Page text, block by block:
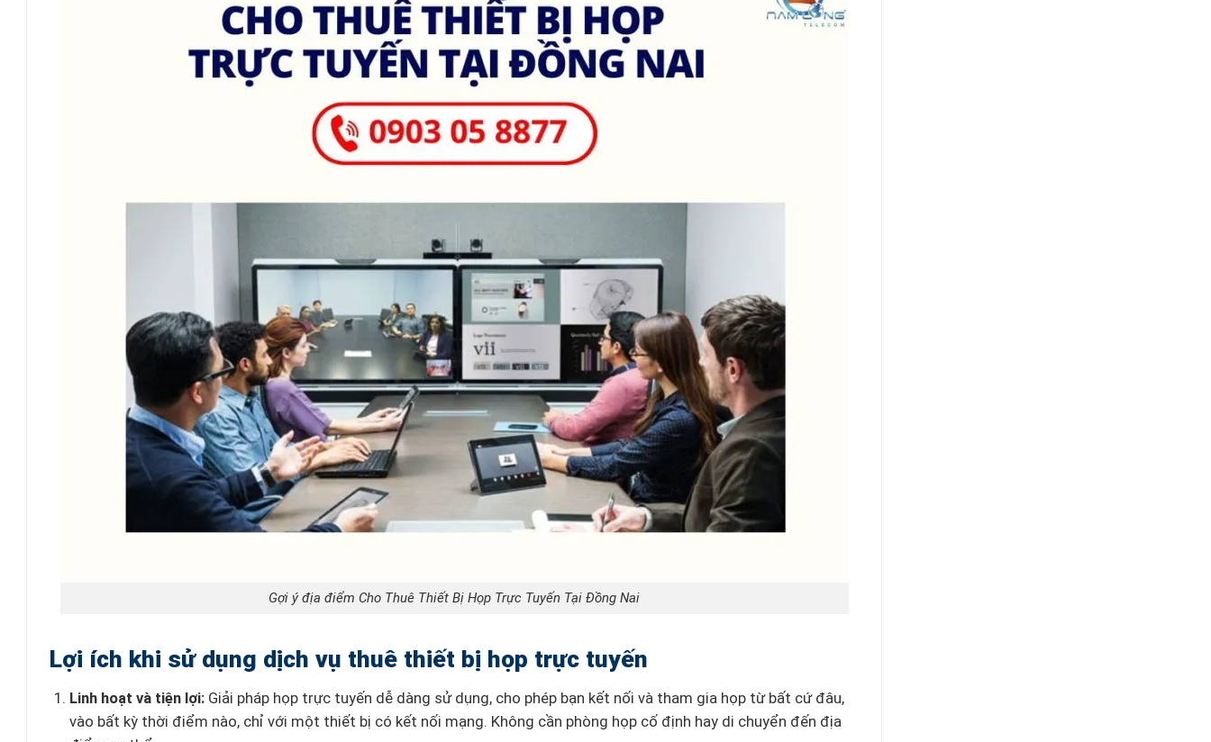
Gợi ý địa điểm Cho Thuê Thiết Bị Họp Trực Tuyến Tại Đồng Nai
Lợi ích khi sử dụng dịch vụ thuê thiết bị họp trực tuyến
Linh hoạt và tiện lợi:Giải pháp họp trực tuyến dễ dàng sử dụng, cho phép bạn kết nối và tham gia họp từ bất cứ đâu,
vào bất kỳ thời điểm nào, chỉ với một thiết bị có kết nối mạng. Không cần phòng họp cố định hay di chuyển đến địa